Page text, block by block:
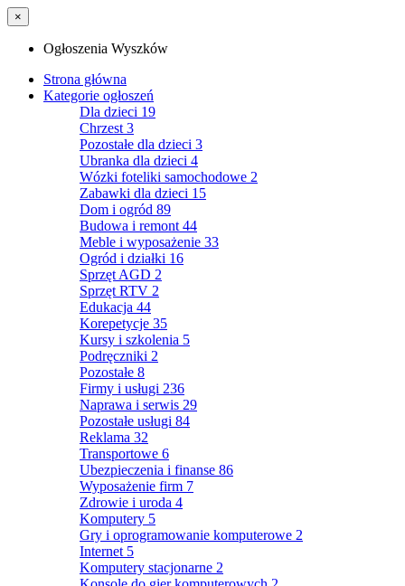
×
Ogłoszenia Wyszków
Strona główna
Kategorie ogłoszeń
Dla dzieci 19
Chrzest 3
Pozostałe dla dzieci 3
Ubranka dla dzieci 4
Wózki foteliki samochodowe 2
Zabawki dla dzieci 15
Dom i ogród 89
Budowa i remont 44
Meble i wyposażenie 33
Ogród i działki 16
Sprzęt AGD 2
Sprzęt RTV 2
Edukacja 44
Korepetycje 35
Kursy i szkolenia 5
Podręczniki 2
Pozostałe 8
Firmy i usługi 236
Naprawa i serwis 29
Pozostałe usługi 84
Reklama 32
Transportowe 6
Ubezpieczenia i finanse 86
Wyposażenie firm 7
Zdrowie i uroda 4
Komputery 5
Gry i oprogramowanie komputerowe 2
Internet 5
Komputery stacjonarne 2